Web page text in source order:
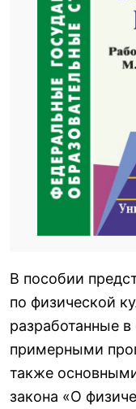
В пособии
по физической
разработанные
примерными
также
закона «О